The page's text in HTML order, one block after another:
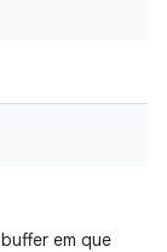
em que